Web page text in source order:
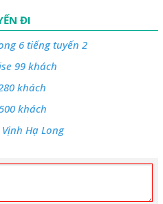
ĐI
6 tiếng tuyến 2
99 khách
khách
khách
Hạ Long